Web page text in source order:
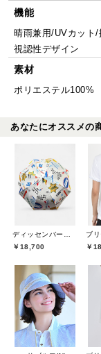
機能
晴雨兼用/UVカット
視認性デザイン
素材
ポリエステル100%
あなたにオススメの
￥18,700
￥